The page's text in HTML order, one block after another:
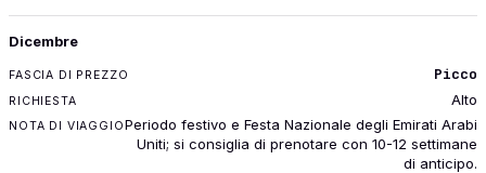
Dicembre
Picco
Alto
Periodo festivo e Festa Nazionale degli Emirati Arabi
Uniti; si consiglia di prenotare con 10-12 settimane
di anticipo.